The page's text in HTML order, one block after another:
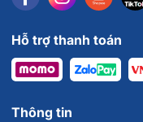
Hỗ trợ thanh toán
Thông tin